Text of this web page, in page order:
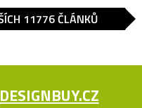
11776 ČLÁNKŮ
DESIGNBUY.CZ